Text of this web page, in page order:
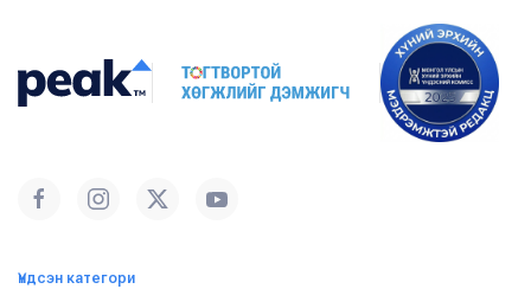
Үндсэн категори